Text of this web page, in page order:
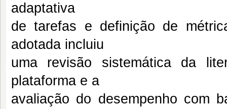
adaptativa
de tarefas e definição de
adotada incluiu
uma revisão sistemática da
plataforma e a
avaliação do desempenho com